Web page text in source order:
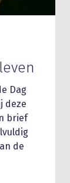
Dag
deze
brief
de